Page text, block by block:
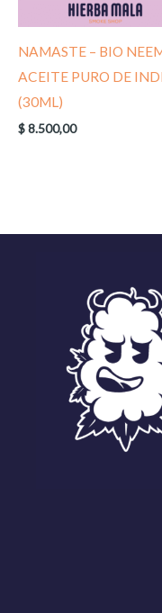
NAMASTE – BIO
ACEITE PURO DE
(30ML)
$8.500,00